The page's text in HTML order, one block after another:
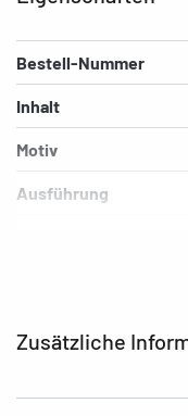
Zusätzliche
Bestell-Nummer
Inhalt
Motiv
Ausführung